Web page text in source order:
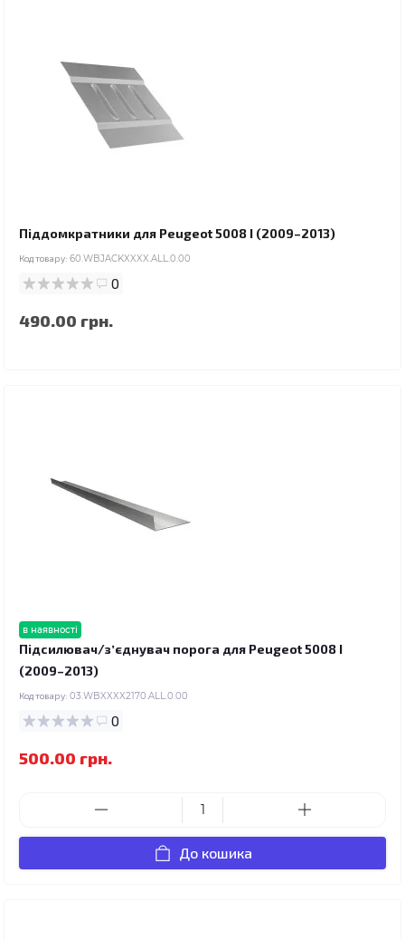
Піддомкратники для Peugeot 5008 I (2009–2013)
Код товару: 60.WBJACKXXXX.ALL.0.00
0
490.00 грн.
в наявності
Підсилювач/зʼєднувач порога для Peugeot 5008 I
(2009–2013)
Код товару: 03.WBXXXX2170.ALL.0.00
0
500.00 грн.
До кошика